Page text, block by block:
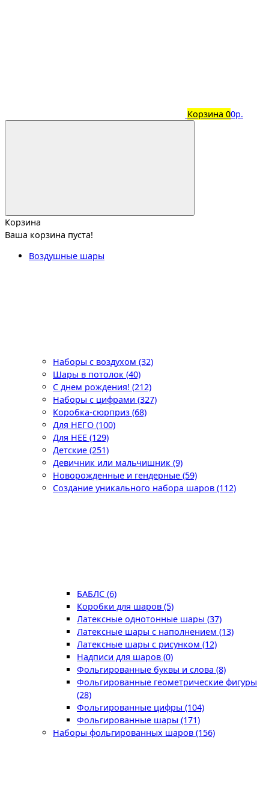
Корзина 00р.
Корзина
Ваша корзина пуста!
Воздушные шары
Наборы с воздухом (32)
Шары в потолок (40)
С днем рождения! (212)
Наборы с цифрами (327)
Коробка-сюрприз (68)
Для НЕГО (100)
Для НЕЕ (129)
Детские (251)
Девичник или мальчишник (9)
Новорожденные и гендерные (59)
Создание уникального набора шаров (112)
БАБЛС (6)
Коробки для шаров (5)
Латексные однотонные шары (37)
Латексные шары с наполнением (13)
Латексные шары с рисунком (12)
Надписи для шаров (0)
Фольгированные буквы и слова (8)
Фольгированные геометрические фигуры
(28)
Фольгированные цифры (104)
Фольгированные шары (171)
Наборы фольгированных шаров (156)